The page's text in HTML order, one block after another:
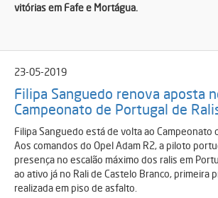
vitórias em Fafe e Mortágua.
23-05-2019
Filipa Sanguedo renova aposta
Campeonato de Portugal de
Filipa Sanguedo está de volta ao Campeonato
Aos comandos do Opel Adam R2, a piloto
presença no escalão máximo dos ralis em
ao ativo já no Rali de Castelo Branco, primeira
realizada em piso de asfalto.